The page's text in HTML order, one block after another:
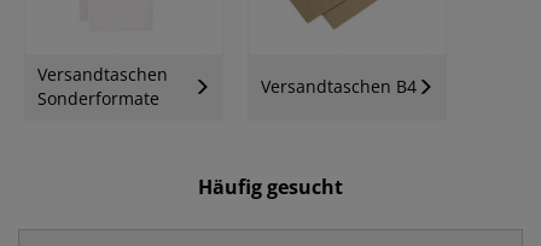
Versandtaschen
Sonderformate
Versandtaschen B4
Häufig gesucht